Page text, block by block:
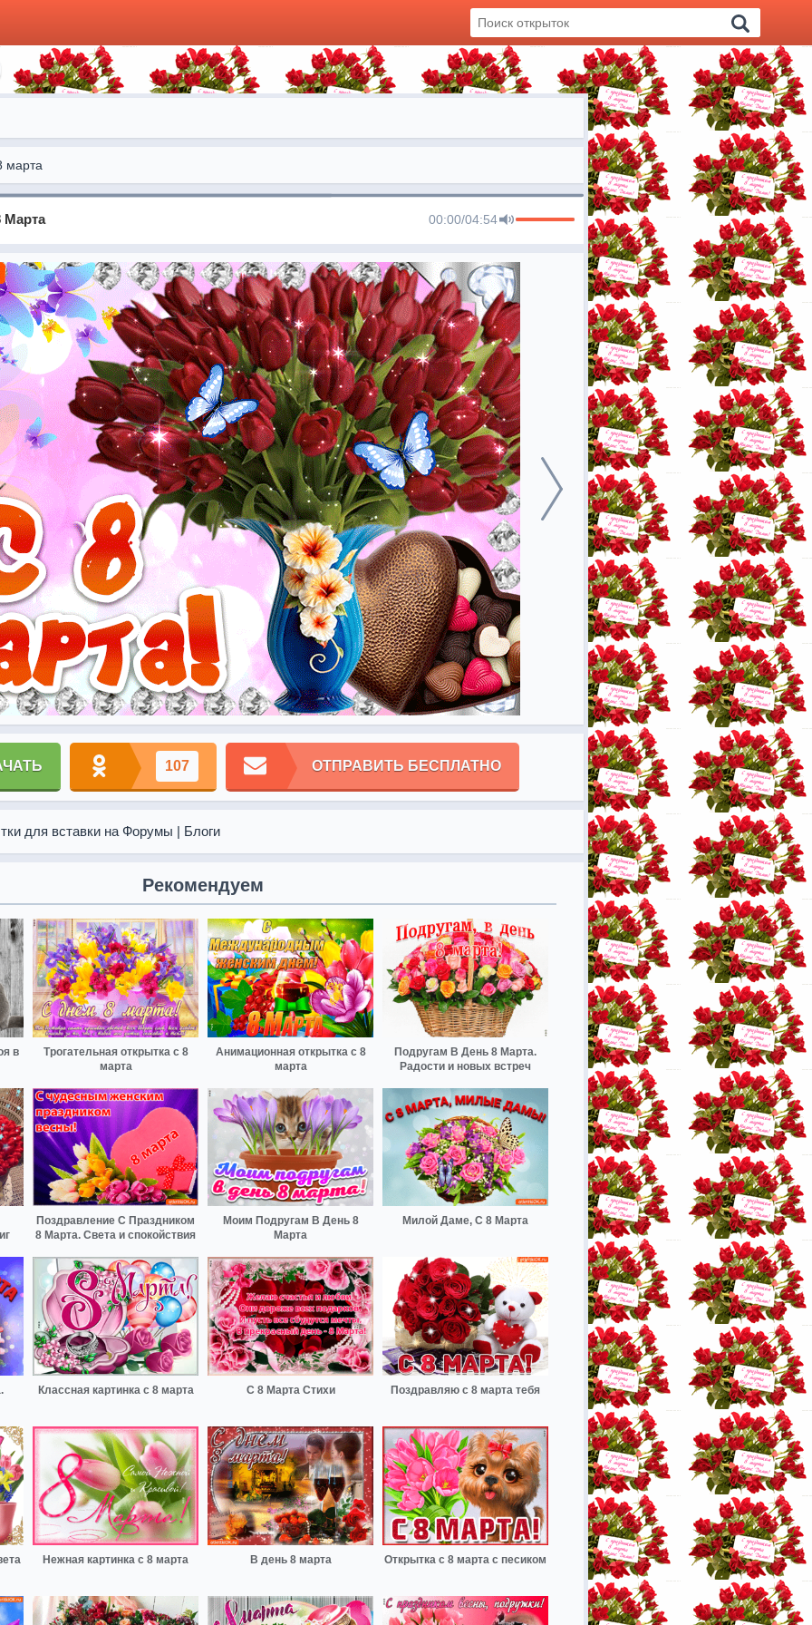
марта
Марта 00:00/04:54
107 ОТПРАВИТЬ БЕСПЛАТНО
для вставки на Форумы | Блоги
Рекомендуем
в
Трогательная открытка с 8
марта
Анимационная открытка с 8
марта
Подругам В День 8 Марта.
Радости и новых встреч
Поздравление С Праздником
8 Марта. Света и спокойствия
Моим Подругам В День 8
Марта
Милой Даме, С 8 Марта
Классная картинка с 8 марта С 8 Марта Стихи Поздравляю с 8 марта тебя
Нежная картинка с 8 марта В день 8 марта Открытка с 8 марта с песиком